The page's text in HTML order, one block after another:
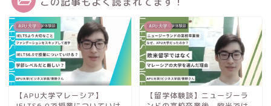
APU大学
【APU大学マレーシア】
APU大学
【留学体験談】ニュージーラ